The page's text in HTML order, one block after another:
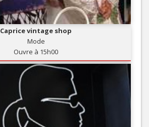
Caprice vintage shop
Mode
Ouvre à 15h00